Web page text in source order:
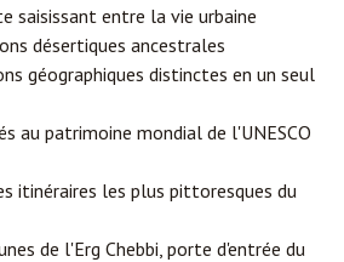
saisissant entre la vie urbaine
désertiques ancestrales
géographiques distinctes en un seul
au patrimoine mondial de l'UNESCO
itinéraires les plus pittoresques du
de l'Erg Chebbi, porte d'entrée du